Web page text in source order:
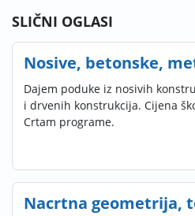
SLIČNI OGLASI
Nosive, betonske,
Dajem poduke iz nosivih
i drvenih konstrukcija. Cijena
Crtam programe.
Nacrtna geometrija,